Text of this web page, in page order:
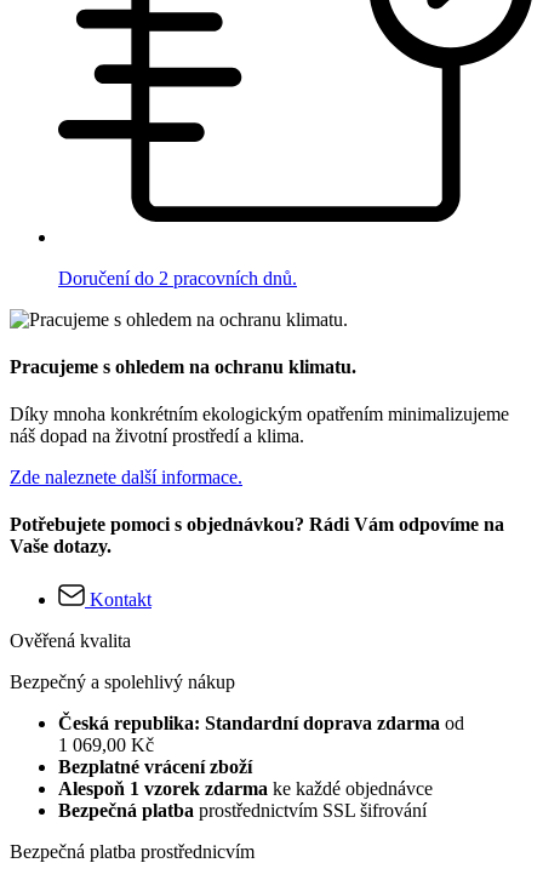
Doručení do 2 pracovních dnů.
Pracujeme s ohledem na ochranu klimatu.
Díky mnoha konkrétním ekologickým opatřením minimalizujeme
náš dopad na životní prostředí a klima.
Zde naleznete další informace.
Potřebujete pomoci s objednávkou? Rádi Vám odpovíme na
Vaše dotazy.
Kontakt
Ověřená kvalita
Bezpečný a spolehlivý nákup
Česká republika: Standardní doprava zdarma od
1 069,00 Kč
Bezplatné vrácení zboží
Alespoň 1 vzorek zdarma ke každé objednávce
Bezpečná platba prostřednictvím SSL šifrování
Bezpečná platba prostřednicvím